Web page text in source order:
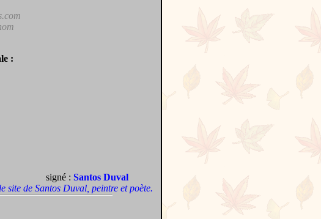
:
signé : Santos Duval
site de Santos Duval, peintre et poète.